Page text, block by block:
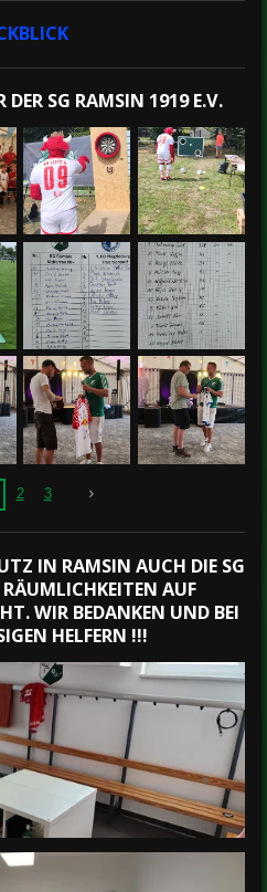
DER SG RAMSIN 1919 E.V.
2 3
IN RAMSIN AUCH DIE SG
AUF
WIR BEDANKEN UND BEI
HELFERN !!!